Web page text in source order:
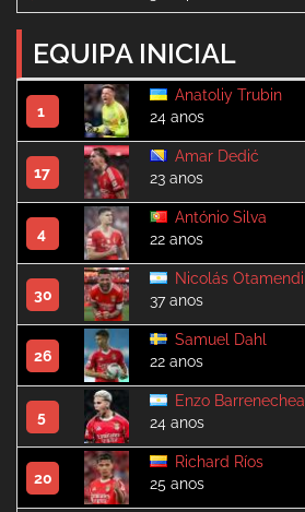
EQUIPA INICIAL
1
Anatoliy Trubin
24 anos
17
Amar Dedić
23 anos
4
António Silva
22 anos
30
Nicolás Otamendi
37 anos
26
Samuel Dahl
22 anos
5
Enzo Barrenechea
24 anos
20
Richard Ríos
25 anos